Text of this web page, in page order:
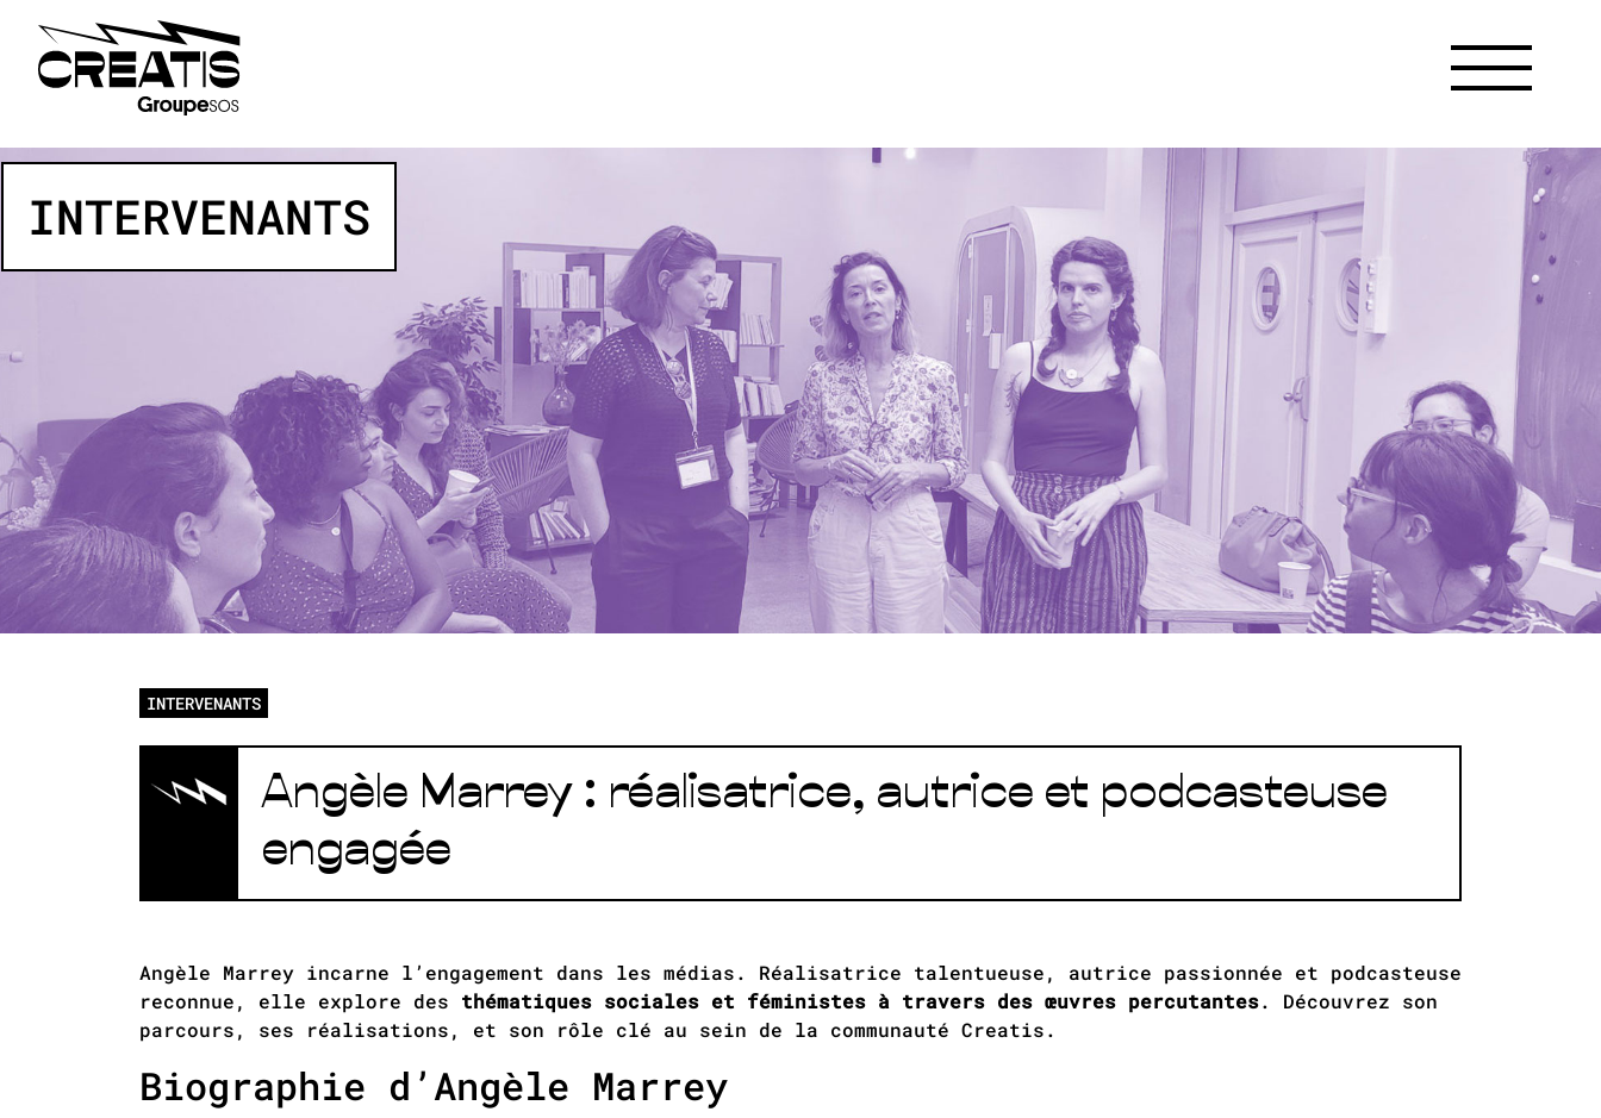
INTERVENANTS
INTERVENANTS
Angèle Marrey : réalisatrice, autrice et podcasteuse
engagée
Angèle Marrey incarne l’engagement dans les médias. Réalisatrice talentueuse, autrice passionnée et podcasteuse
reconnue, elle explore des thématiques sociales et féministes à travers des œuvres percutantes. Découvrez son
parcours, ses réalisations, et son rôle clé au sein de la communauté Creatis.
Biographie d’Angèle Marrey